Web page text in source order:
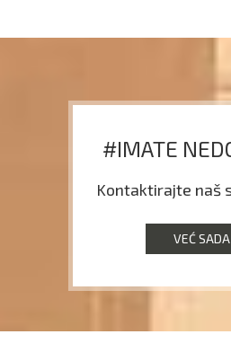
#IMATE
Kontaktirajte naš
VEĆ SADA